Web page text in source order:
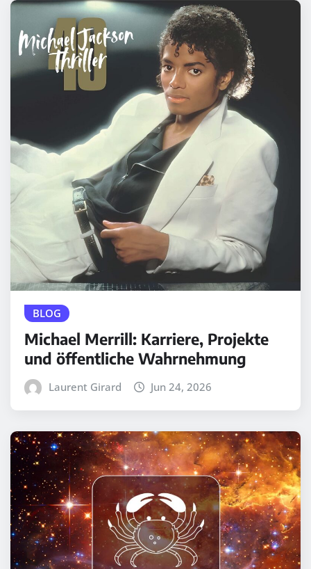
BLOG
Michael Merrill: Karriere, Projekte
und öffentliche Wahrnehmung
Laurent Girard Jun 24, 2026